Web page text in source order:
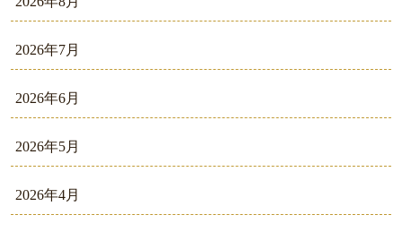
2026年7月
2026年6月
2026年5月
2026年4月